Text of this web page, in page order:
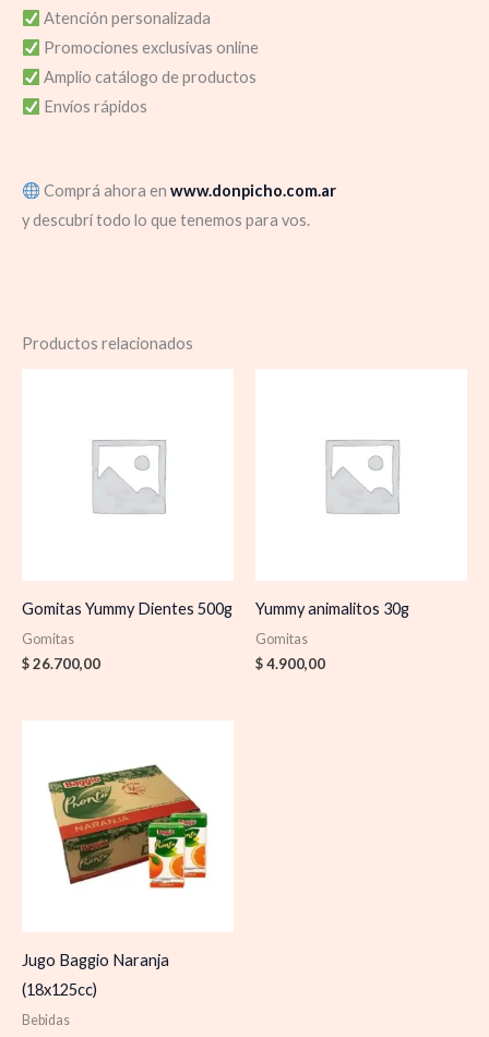
Atención personalizada
Promociones exclusivas online
Amplio catálogo de productos
Envíos rápidos
Comprá ahora en www.donpicho.com.ar
y descubrí todo lo que tenemos para vos.
Productos relacionados
Gomitas Yummy Dientes 500g
Gomitas
$26.700,00
Yummy animalitos 30g
Gomitas
$4.900,00
Jugo Baggio Naranja
(18x125cc)
Bebidas